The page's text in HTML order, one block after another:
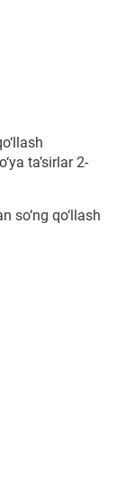
ta’sirlar 2-
so‘ng qo‘llash